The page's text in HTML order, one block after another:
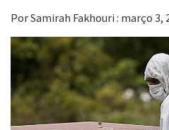
Por Samirah Fakhouri : março 3,